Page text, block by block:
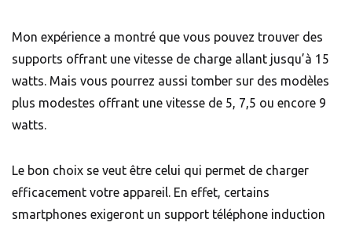
Mon expérience a montré que vous pouvez trouver des
supports offrant une vitesse de charge allant jusqu’à 15
watts. Mais vous pourrez aussi tomber sur des modèles
plus modestes offrant une vitesse de 5, 7,5 ou encore 9
watts.
Le bon choix se veut être celui qui permet de charger
efficacement votre appareil. En effet, certains
smartphones exigeront un support téléphone induction